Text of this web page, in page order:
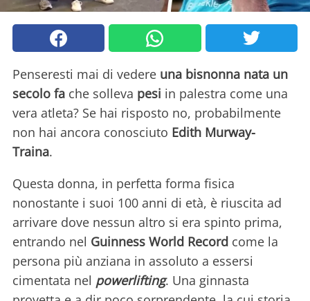
Penseresti mai di vedere una bisnonna nata un
secolo fa che solleva pesi in palestra come una
vera atleta? Se hai risposto no, probabilmente
non hai ancora conosciuto Edith Murway-
Traina.
Questa donna, in perfetta forma fisica
nonostante i suoi 100 anni di età, è riuscita ad
arrivare dove nessun altro si era spinto prima,
entrando nel Guinness World Record come la
persona più anziana in assoluto a essersi
cimentata nel powerlifting. Una ginnasta